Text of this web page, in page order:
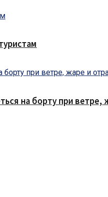
на борту при